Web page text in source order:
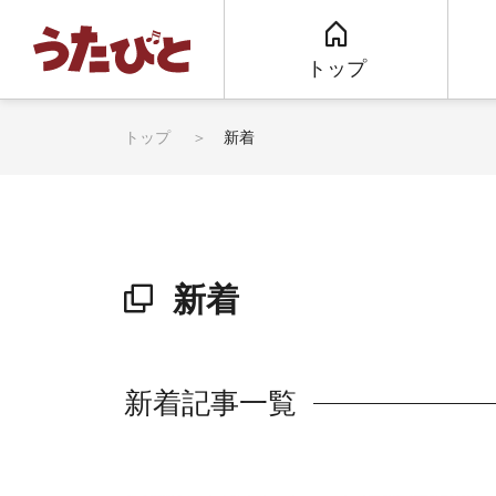
トップ
トップ 新着
新着
新着記事一覧